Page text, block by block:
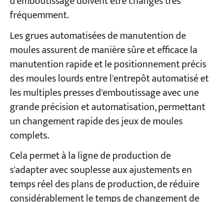
fréquemment.
Les grues automatisées de manutention de
moules assurent de manière sûre et efficace la
manutention rapide et le positionnement précis
des moules lourds entre l'entrepôt automatisé et
les multiples presses d'emboutissage avec une
grande précision et automatisation, permettant
un changement rapide des jeux de moules
complets.
Cela permet à la ligne de production de
s'adapter avec souplesse aux ajustements en
temps réel des plans de production, de réduire